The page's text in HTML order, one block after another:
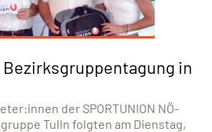
Bezirksgruppentagung in
der SPORTUNION NÖ-
Tulln folgten am Dienstag,